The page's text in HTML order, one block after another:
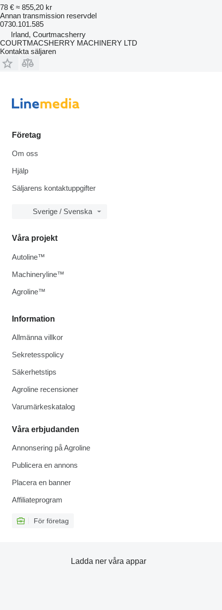
78 € ≈ 855,20 kr
Annan transmission reservdel
0730.101.585
Irland, Courtmacsherry
COURTMACSHERRY MACHINERY LTD
Kontakta säljaren
Företag
Om oss
Hjälp
Säljarens kontaktuppgifter
Sverige / Svenska
Information
Allmänna villkor
Sekretesspolicy
Säkerhetstips
Agroline recensioner
Varumärkeskatalog
Våra erbjudanden
Annonsering på Agroline
Publicera en annons
Placera en banner
Affiliateprogram
För företag
Våra projekt
Autoline™
Machineryline™
Agroline™
Ladda ner våra appar